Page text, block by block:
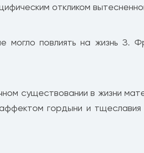
откликом
могло повлиять на жизнь
существовании в жизни
гордыни и